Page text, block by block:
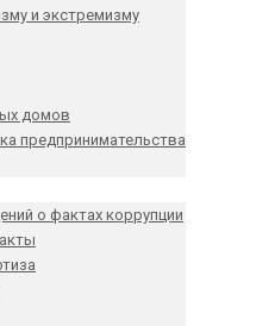
и экстремизму
домов
предпринимательства
о фактах коррупции